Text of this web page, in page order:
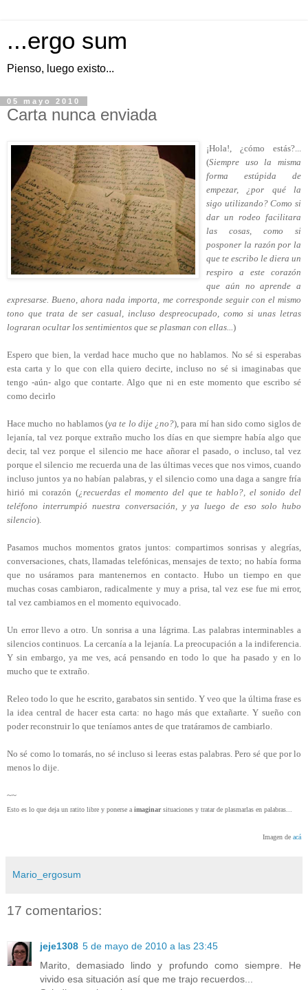
...ergo sum
Pienso, luego existo...
05 mayo 2010
Carta nunca enviada
¡Hola!, ¿cómo estás?...
(Siempre uso la misma
forma estúpida de
empezar, ¿por qué la
sigo utilizando? Como si
dar un rodeo facilitara
las cosas, como si
posponer la razón por la
que te escribo le diera un
respiro a este corazón
que aún no aprende a
expresarse. Bueno, ahora nada importa, me corresponde seguir con el mismo
tono que trata de ser casual, incluso despreocupado, como si unas letras
lograran ocultar los sentimientos que se plasman con ellas... )
Espero que bien, la verdad hace mucho que no hablamos. No sé si esperabas
esta carta y lo que con ella quiero decirte, incluso no sé si imaginabas que
tengo -aún- algo que contarte. Algo que ni en este momento que escribo sé
como decirlo
Hace mucho no hablamos (ya te lo dije ¿no?), para mí han sido como siglos de
lejanía, tal vez porque extraño mucho los días en que siempre había algo que
decir, tal vez porque el silencio me hace añorar el pasado, o incluso, tal vez
porque el silencio me recuerda una de las últimas veces que nos vimos, cuando
incluso juntos ya no habían palabras, y el silencio como una daga a sangre fría
hirió mi corazón (¿recuerdas el momento del que te hablo?, el sonido del
teléfono interrumpió nuestra conversación, y ya luego de eso solo hubo
silencio).
Pasamos muchos momentos gratos juntos: compartimos sonrisas y alegrías,
conversaciones, chats, llamadas telefónicas, mensajes de texto; no había forma
que no usáramos para mantenernos en contacto. Hubo un tiempo en que
muchas cosas cambiaron, radicalmente y muy a prisa, tal vez ese fue mi error,
tal vez cambiamos en el momento equivocado.
Un error llevo a otro. Un sonrisa a una lágrima. Las palabras interminables a
silencios continuos. La cercanía a la lejanía. La preocupación a la indiferencia.
Y sin embargo, ya me ves, acá pensando en todo lo que ha pasado y en lo
mucho que te extraño.
Releo todo lo que he escrito, garabatos sin sentido. Y veo que la última frase es
la idea central de hacer esta carta: no hago más que extañarte. Y sueño con
poder reconstruir lo que teníamos antes de que tratáramos de cambiarlo.
No sé como lo tomarás, no sé incluso si leeras estas palabras. Pero sé que por lo
menos lo dije.
~~
Esto es lo que deja un ratito libre y ponerse a imaginarsituaciones y tratar de plasmarlas en palabras...
Imagen de acá
Mario_ergosum
17 comentarios:
jeje1308 5 de mayo de 2010 a las 23:45
Marito, demasiado lindo y profundo como siempre. He
vivido esa situación así que me trajo recuerdos...